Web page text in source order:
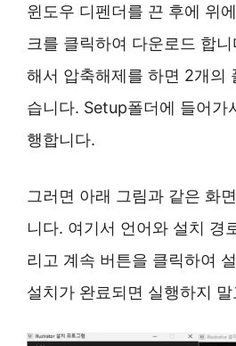
윈도우 디펜더를 끈 후에 위
크를 클릭하여 다운로드 합니
해서 압축해제를 하면 2개의
습니다. Setup폴더에 들어가
행합니다.
그러면 아래 그림과 같은 화
니다. 여기서 언어와 설치 경
리고 계속 버튼을 클릭하여
설치가 완료되면 실행하지